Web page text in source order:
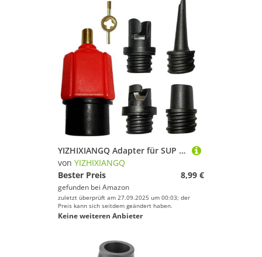
YIZHIXIANGQ Adapter für SUP Pumpe, Adapter Luftpumpe, Mit 4 Düsen Pumpenadapter, Luftpumpenadapterset, Luftventiladapter Zubehör für Kajaks, Schlauchboote, Stand-Up-Boards, SUP-Paddel, Angelboote/Rot
von YIZHIXIANGQ
Bester Preis
8,99 €
gefunden bei Amazon
zuletzt überprüft am 27.09.2025 um 00:03; der
Preis kann sich seitdem geändert haben.
Keine weiteren Anbieter